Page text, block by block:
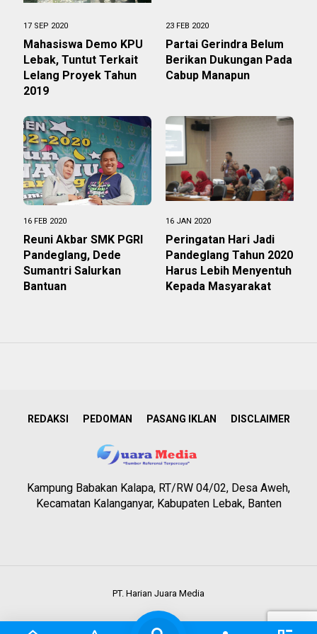
17 SEP 2020
Mahasiswa Demo KPU
Lebak, Tuntut Terkait
Lelang Proyek Tahun
2019
23 FEB 2020
Partai Gerindra Belum
Berikan Dukungan Pada
Cabup Manapun
16 FEB 2020
Reuni Akbar SMK PGRI
Pandeglang, Dede
Sumantri Salurkan
Bantuan
16 JAN 2020
Peringatan Hari Jadi
Pandeglang Tahun 2020
Harus Lebih Menyentuh
Kepada Masyarakat
REDAKSI PEDOMAN PASANG IKLAN DISCLAIMER
Kampung Babakan Kalapa, RT/RW 04/02, Desa Aweh,
Kecamatan Kalanganyar, Kabupaten Lebak, Banten
PT. Harian Juara Media